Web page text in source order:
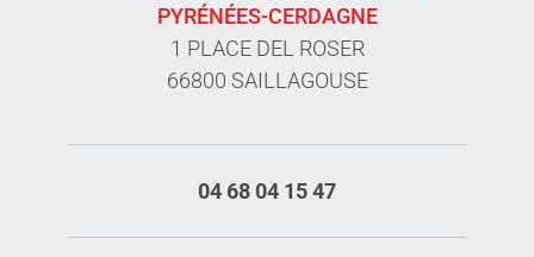
PYRÉNÉES-CERDAGNE
1 PLACE DEL ROSER
66800 SAILLAGOUSE
04 68 04 15 47